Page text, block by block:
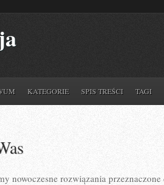
KATEGORIE SPIS TREŚCI TAGI
nowoczesne rozwiązania